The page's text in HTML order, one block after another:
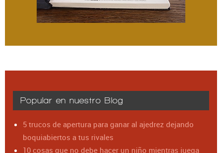
Popular en nuestro Blog
5 trucos de apertura para ganar al ajedrez dejando
boquiabiertos a tus rivales
10 cosas que no debe hacer un niño mientras juega